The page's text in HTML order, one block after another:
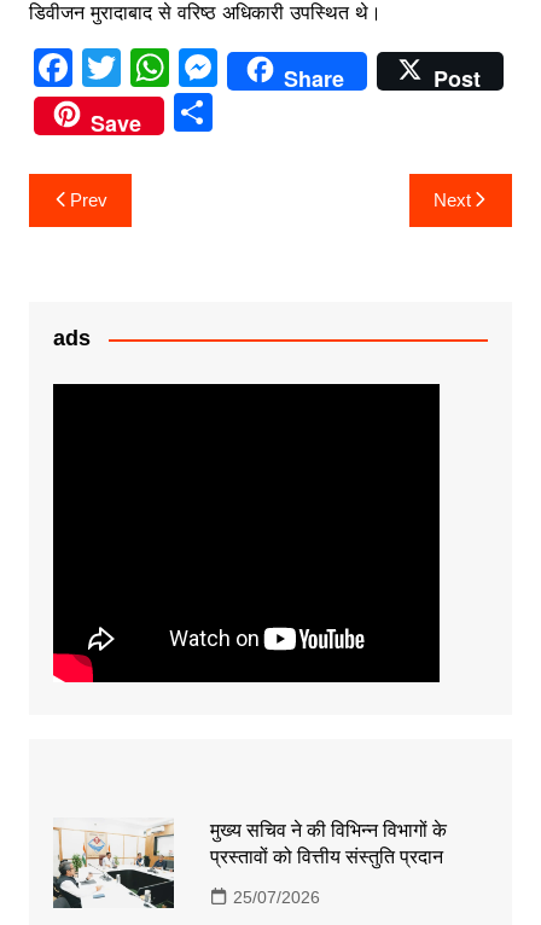
डिवीजन मुरादाबाद से वरिष्ठ अधिकारी उपस्थित थे।
F
a
c
e
b
k
T
w
itt
er
W
h
at
M
e
er
Share
Post
Save
S
Post
navigation
Prev Next
ads
मुख्य सचिव ने की विभिन्न विभागों के
प्रस्तावों को वित्तीय संस्तुति प्रदान
25/07/2026